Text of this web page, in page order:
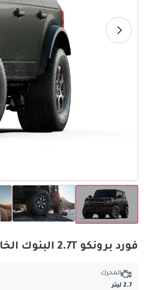
فورد برونكو 2.7T البنوك الخارجية المواصفات الأساسية
المحرك
2.7 ليتر